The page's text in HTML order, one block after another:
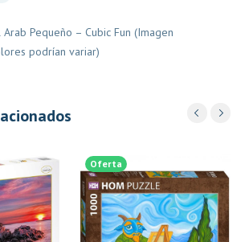
Pequeño – Cubic Fun (Imagen
podrían variar)
Oferta